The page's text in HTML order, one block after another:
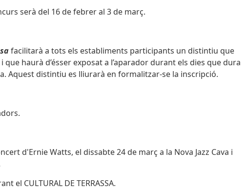
serà del 16 de febrer al 3 de març.
facilitarà a tots els establiments participants un distintiu que
haurà d’ésser exposat a l’aparador durant els dies que dura
Aquest distintiu es lliurarà en formalitzar-se la inscripció.
d'Ernie Watts, el dissabte 24 de març a la Nova Jazz Cava i
el CULTURAL DE TERRASSA.